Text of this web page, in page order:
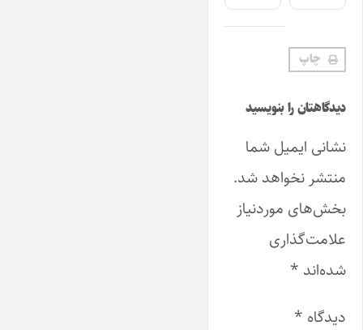
چاپ
دیدگاهتان را بنویسید
نشانی ایمیل شما
منتشر نخواهد شد.
بخش‌های موردنیاز
علامت‌گذاری
شده‌اند *
دیدگاه *